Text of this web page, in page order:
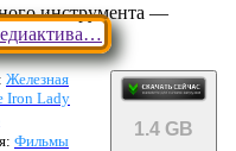
инструмента —
Железная
Iron Lady
1.4 GB
Фильмы